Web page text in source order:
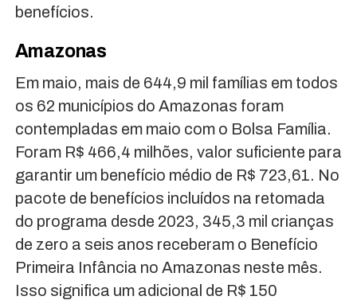
benefícios.
Amazonas
Em maio, mais de 644,9 mil famílias em todos
os 62 municípios do Amazonas foram
contempladas em maio com o Bolsa Família.
Foram R$ 466,4 milhões, valor suficiente para
garantir um benefício médio de R$ 723,61. No
pacote de benefícios incluídos na retomada
do programa desde 2023, 345,3 mil crianças
de zero a seis anos receberam o Benefício
Primeira Infância no Amazonas neste mês.
Isso significa um adicional de R$ 150